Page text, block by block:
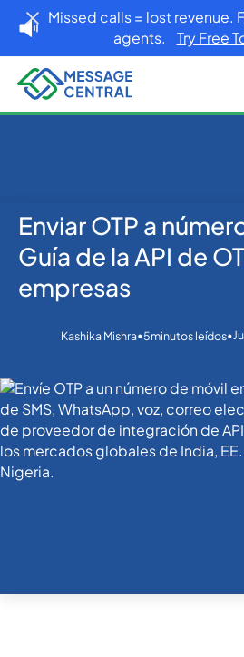
Missed calls = lost revenue.
agents. Try Free
Inicio Blog
OTP SMS
para empresas
Enviar OTP a
Guía de la API de
empresas
Kashika Mishra•5minutos leídos•